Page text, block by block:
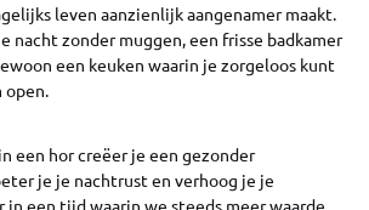
leven aanzienlijk aangenamer maakt.
nacht zonder muggen, een frisse badkamer
een keuken waarin je zorgeloos kunt
open.
een hor creëer je een gezonder
je je nachtrust en verhoog je je
een tijd waarin we steeds meer waarde